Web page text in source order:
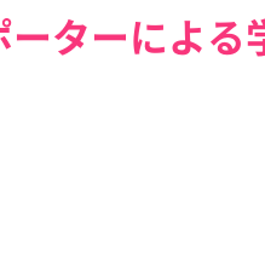
ーターによる